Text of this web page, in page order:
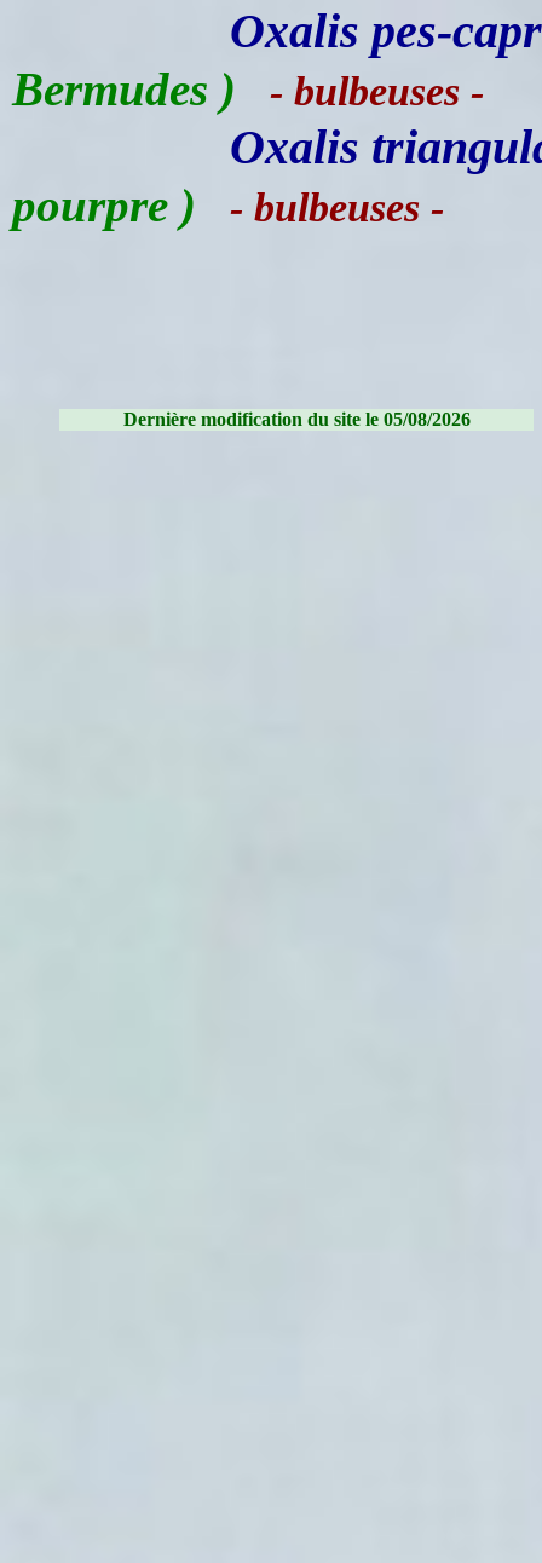
Oxalis pes-
Bermudes ) - bulbeuses -
Oxalis
pourpre ) - bulbeuses -
Dernière modification du site le 05/08/2026